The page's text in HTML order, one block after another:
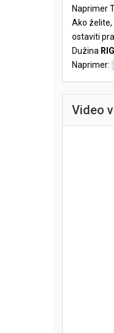
Naprimer
Ako
ostaviti
Dužina
Naprimer:
Video